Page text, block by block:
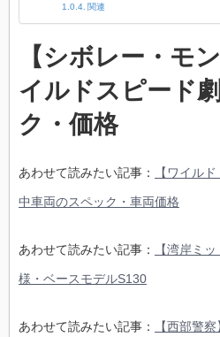
関連
【シボレー・モ
イルドスピード
ク・価格
あわせて読みたい記事： 【ワイル
中車両のスペック・車両価格
あわせて読みたい記事： 【湾岸ミ
様・ベースモデルS130
あわせて読みたい記事： 【西部警